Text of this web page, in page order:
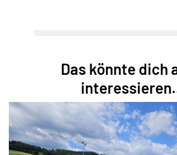
Das könnte dich